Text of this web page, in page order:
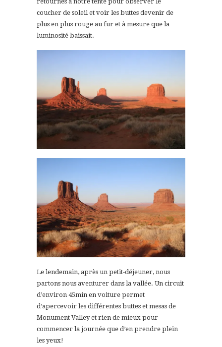
coucher de soleil et voir les buttes devenir de
plus en plus rouge au fur et à mesure que la
luminosité baissait.
Le lendemain, après un petit-déjeuner, nous
partons nous aventurer dans la vallée. Un circuit
d’environ 45min en voiture permet
d’apercevoir les différentes buttes et mesas de
Monument Valley et rien de mieux pour
commencer la journée que d’en prendre plein
les yeux!